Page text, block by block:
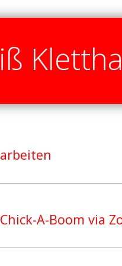
A-Boom via